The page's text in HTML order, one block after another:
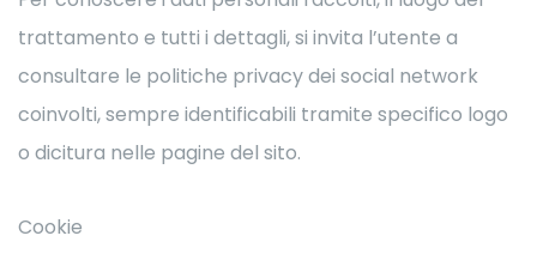
trattamento e tutti i dettagli, si invita l’utente a
consultare le politiche privacy dei social network
coinvolti, sempre identificabili tramite specifico logo
o dicitura nelle pagine del sito.
Cookie